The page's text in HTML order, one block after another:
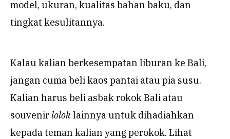
model, ukuran, kualitas bahan baku, dan
tingkat kesulitannya.
Kalau kalian berkesempatan liburan ke Bali,
jangan cuma beli kaos pantai atau pia susu.
Kalian harus beli asbak rokok Bali atau
souvenirloloklainnya untuk dihadiahkan
kepada teman kalian yang perokok. Lihat